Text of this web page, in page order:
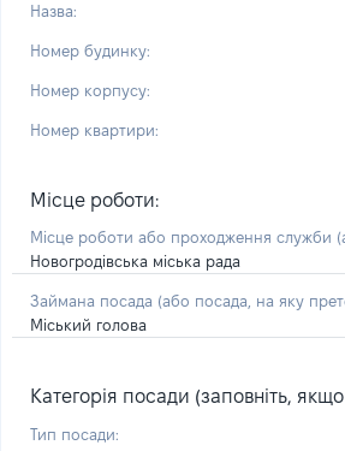
Назва:
Номер будинку:
Номер корпусу:
Номер квартири:
Місце роботи:
Місце роботи або проходження служби
Новогродівська міська рада
Займана посада (або посада, на яку
Міський голова
Категорія посади (заповніть,
Тип посади: